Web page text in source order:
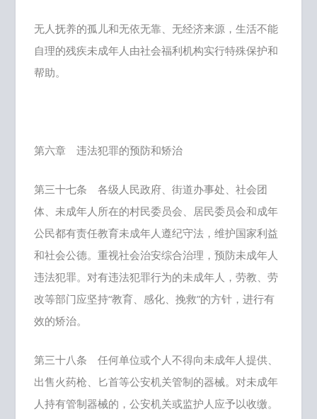
无人抚养的孤儿和无依无靠、无经济来源，生活不能
自理的残疾未成年人由社会福利机构实行特殊保护和
帮助。
第六章 违法犯罪的预防和矫治
第三十七条 各级人民政府、街道办事处、社会团
体、未成年人所在的村民委员会、居民委员会和成年
公民都有责任教育未成年人遵纪守法，维护国家利益
和社会公德。重视社会治安综合治理，预防未成年人
违法犯罪。对有违法犯罪行为的未成年人，劳教、劳
改等部门应坚持“教育、感化、挽救”的方针，进行有
效的矫治。
第三十八条 任何单位或个人不得向未成年人提供、
出售火药枪、匕首等公安机关管制的器械。对未成年
人持有管制器械的，公安机关或监护人应予以收缴。